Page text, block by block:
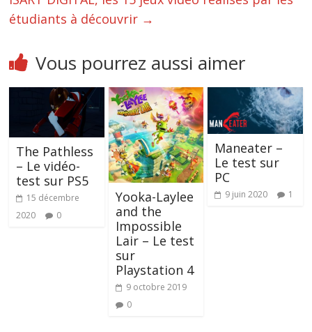
étudiants à découvrir →
Vous pourrez aussi aimer
The Pathless
– Le vidéo-
test sur PS5
15 décembre
2020
0
Yooka-Laylee
and the
Impossible
Lair – Le test
sur
Playstation 4
9 octobre 2019
0
Maneater –
Le test sur
PC
9 juin 2020 1